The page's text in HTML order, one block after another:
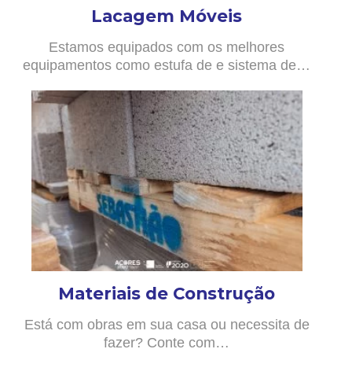
Lacagem Móveis
Estamos equipados com os melhores
equipamentos como estufa de e sistema de…
Materiais de Construção
Está com obras em sua casa ou necessita de
fazer? Conte com…